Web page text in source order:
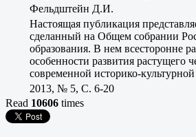
Фельдштейн Д.И.
Настоящая публикация
сделанный на Общем собрании
образования. В нем всесторонне
особенности развития растущего
современной историко-
2013, № 5, C. 6-20
Read 10606 times